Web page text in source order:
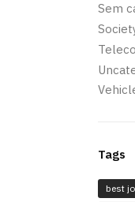
Sem
Tags
best